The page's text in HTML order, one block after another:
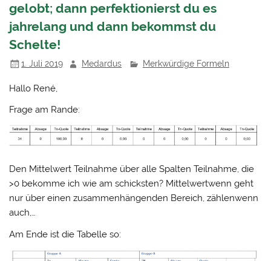
gelobt; dann perfektionierst du es
jahrelang und dann bekommst du
Schelte!
1. Juli 2019 Medardus Merkwürdige Formeln
Hallo René,
Frage am Rande:
Den Mittelwert Teilnahme über alle Spalten Teilnahme, die
>0 bekomme ich wie am schicksten? Mittelwertwenn geht
nur über einen zusammenhängenden Bereich, zählenwenn
auch,…
Am Ende ist die Tabelle so: